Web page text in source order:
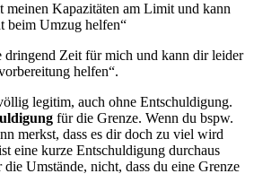
meinen Kapazitäten am Limit und kann
beim Umzug helfen“
dringend Zeit für mich und kann dir leider
helfen“.
legitim, auch ohne Entschuldigung.
für die Grenze. Wenn du bspw.
merkst, dass es dir doch zu viel wird
eine kurze Entschuldigung durchaus
Umstände, nicht, dass du eine Grenze